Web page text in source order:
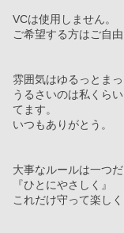
VCは使用しません。
ご希望する方はご自
雰囲気はゆるっとまっ
うるさいのは私くら
てます。
いつもありがとう。
大事なルールは一つ
『ひとにやさしく』
これだけ守って楽しく